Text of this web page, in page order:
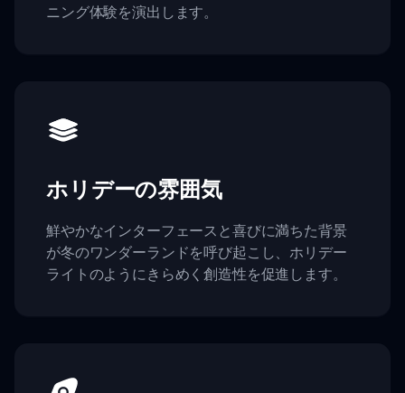
ニング体験を演出します。
ホリデーの雰囲気
鮮やかなインターフェースと喜びに満ちた背景
が冬のワンダーランドを呼び起こし、ホリデー
ライトのようにきらめく創造性を促進します。